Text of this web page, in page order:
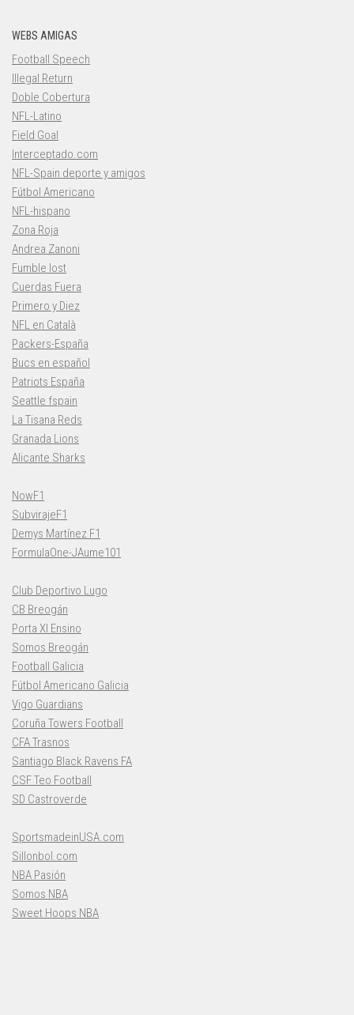
WEBS AMIGAS
Football Speech
Illegal Return
Doble Cobertura
NFL-Latino
Field Goal
Interceptado.com
NFL-Spain deporte y amigos
Fútbol Americano
NFL-hispano
Zona Roja
Andrea Zanoni
Fumble lost
Cuerdas Fuera
Primero y Diez
NFL en Català
Packers-España
Bucs en español
Patriots España
Seattle fspain
La Tisana Reds
Granada Lions
Alicante Sharks
NowF1
SubvirajeF1
Demys Martínez F1
FormulaOne-JAume101
Club Deportivo Lugo
CB Breogán
Porta XI Ensino
Somos Breogán
Football Galicia
Fútbol Americano Galicia
Vigo Guardians
Coruña Towers Football
CFA Trasnos
Santiago Black Ravens FA
CSF Teo Football
SD Castroverde
SportsmadeinUSA.com
Sillonbol.com
NBA Pasión
Somos NBA
Sweet Hoops NBA